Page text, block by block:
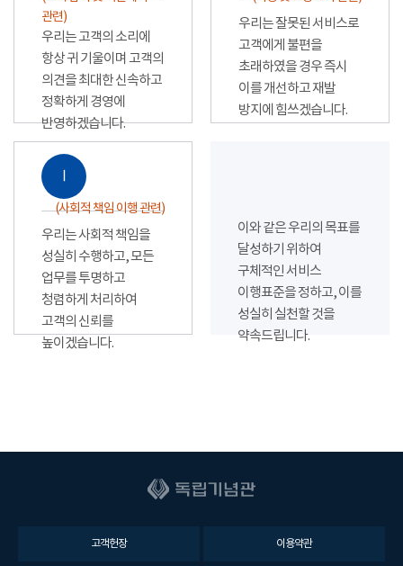
관련)
우리는 고객의 소리에
항상 귀 기울이며 고객의
의견을 최대한 신속하고
정확하게 경영에
반영하겠습니다.
우리는 잘못된 서비스로
고객에게 불편을
초래하였을 경우 즉시
이를 개선하고 재발
방지에 힘쓰겠습니다.
Ⅰ
(사회적 책임 이행 관련)
우리는 사회적 책임을
성실히 수행하고, 모든
업무를 투명하고
청렴하게 처리하여
고객의 신뢰를
높이겠습니다.
이와 같은 우리의 목표를
달성하기 위하여
구체적인 서비스
이행표준을 정하고, 이를
성실히 실천할 것을
약속드립니다.
고객헌장 이용약관